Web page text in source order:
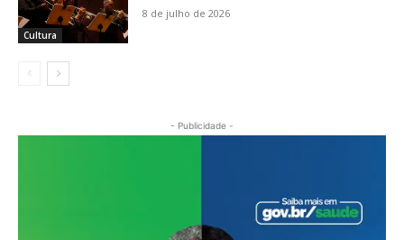
Cultura
8 de julho de 2026
- Publicidade -